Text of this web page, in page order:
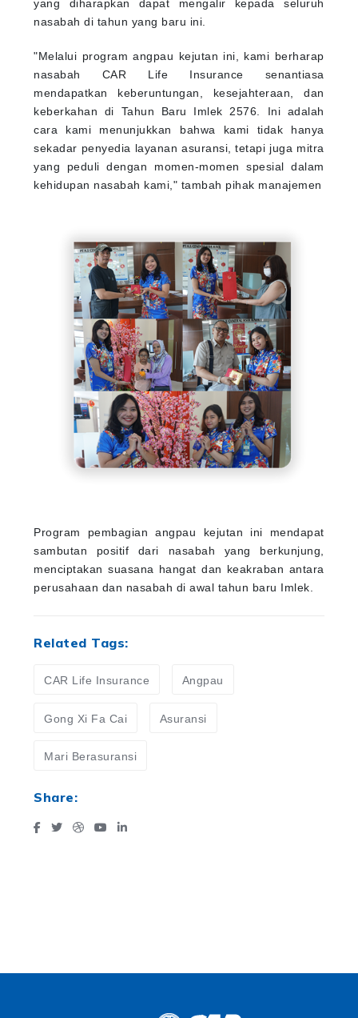
yang diharapkan dapat mengalir kepada seluruh
nasabah di tahun yang baru ini.
"Melalui program angpau kejutan ini, kami berharap
nasabah CAR Life Insurance senantiasa
mendapatkan keberuntungan, kesejahteraan, dan
keberkahan di Tahun Baru Imlek 2576. Ini adalah
cara kami menunjukkan bahwa kami tidak hanya
sekadar penyedia layanan asuransi, tetapi juga mitra
yang peduli dengan momen-momen spesial dalam
kehidupan nasabah kami," tambah pihak manajemen
Program pembagian angpau kejutan ini mendapat
sambutan positif dari nasabah yang berkunjung,
menciptakan suasana hangat dan keakraban antara
perusahaan dan nasabah di awal tahun baru Imlek.
Related Tags:
CAR Life Insurance Angpau
Gong Xi Fa Cai Asuransi
Mari Berasuransi
Share: